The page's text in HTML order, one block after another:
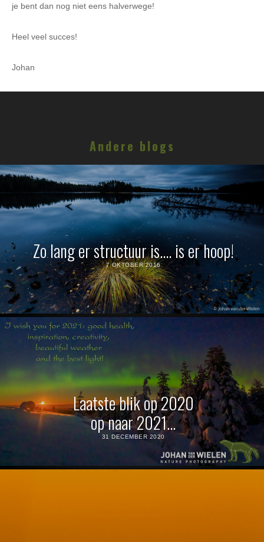
je bent dan nog niet eens halverwege!
Heel veel succes!
Johan
Andere blogs
Zo lang er structuur is…. is er hoop!
7 OKTOBER 2016
Laatste blik op 2020
op naar 2021…
31 DECEMBER 2020